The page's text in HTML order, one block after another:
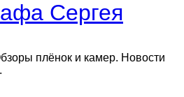
Сергея
плёнок и камер. Новости